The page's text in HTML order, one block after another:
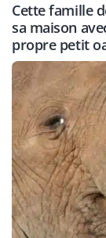
Cette famille
sa maison
propre petit